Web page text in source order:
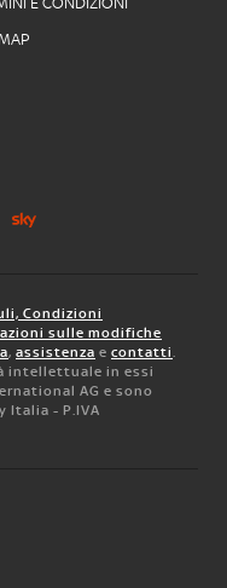
Condizioni
sulle modifiche
, assistenza e contatti.
intellettuale in essi
AG e sono
Italia - P.IVA